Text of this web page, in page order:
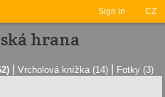
Sign in CZ
hrana
Vrcholová knížka (14) Fotky (3)